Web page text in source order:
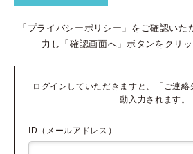
「 プライバシーポリシー 」をご確認いた
力し「確認画面へ」ボタンをクリッ
ログインしていただきますと、「ご連絡
動入力されます。
ID（メールアドレス）